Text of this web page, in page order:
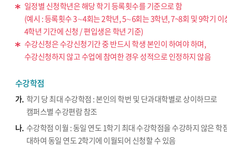
일정별 신청학년은 해당 학기 등록횟수를 기준으로 함
(예시 : 등록횟수 3∼4회는 2학년, 5∼6회는 3학년, 7~8회 및 9학기 이
4학년 기간에 신청 / 편입생은 학년 기준)
수강신청은 수강신청기간 중 반드시 학생 본인이 하여야 하며,
수강신청하지 않고 수업에 참여한 경우 성적으로 인정하지 않음
수강학점
가. 학기 당 최대 수강학점 : 본인의 학번 및 단과대학별로 상이하므로
캠퍼스별 수강편람 참조
나. 수강학점 이월 : 동일 연도 1학기 최대 수강학점을 수강하지 않은 학
대하여 동일 연도 2학기에 이월되어 신청할 수 있음